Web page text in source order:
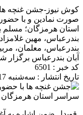
کوش نیوز-جشن غنچه
صورت نمادین و با
آبان بندرعباس برگزار
کد خبر : 6501
تاریخ انتشار : سه‌شنبه 17 سپتامبر 2024 - 10:47